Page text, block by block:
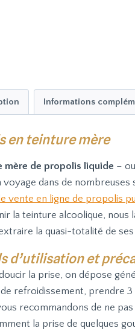
Informations
en teinture mère
mère de propolis liquide –
voyage dans de
vente en ligne de propolis
la teinture alcoolique, nous
la quasi-totalité de
d’utilisation et
la prise, on dépose
refroidissement, prendre
recommandons de ne
la prise de quelques